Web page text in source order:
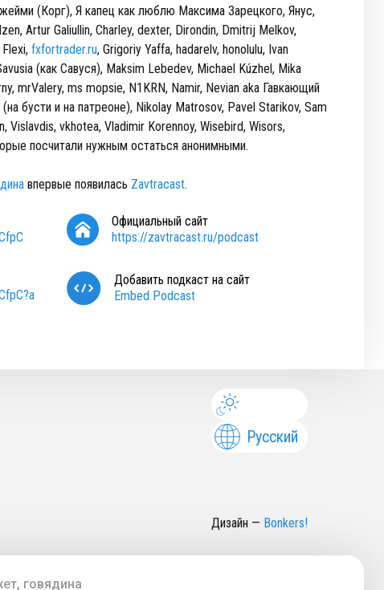
(Корг), Я капец как люблю Максима Зарецкого, Янус,
Artur Galiullin, Charley, dexter, Dirondin, Dmitrij Melkov,
fxfortrader.ru, Grigoriy Yaffa, hadarelv, honolulu, Ivan
(как Савуся), Maksim Lebedev, Michael Kúzhel, Mika
mrValery, ms mopsie, N1KRN, Namir, Nevian aka Гавкающий
бусти и на патреоне), Nikolay Matrosov, Pavel Starikov, Sam
Vislavdis, vkhotea, Vladimir Korennoy, Wisebird, Wisors,
посчитали нужным остаться анонимными.
впервые появилась Zavtracast.
Официальный сайт
https://zavtracast.ru/podcast
Добавить подкаст на сайт
Embed Podcast
Русский
Дизайн — Bonkers!
говядина